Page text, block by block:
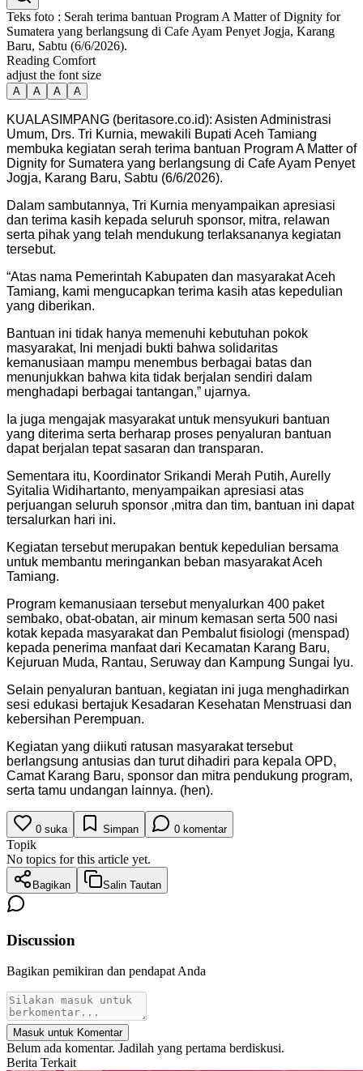
Teks foto : Serah terima bantuan Program A Matter of Dignity for
Sumatera yang berlangsung di Cafe Ayam Penyet Jogja, Karang
Baru, Sabtu (6/6/2026).
Reading Comfort
adjust the font size
A A A A
KUALASIMPANG (beritasore.co.id): Asisten Administrasi
Umum, Drs. Tri Kurnia, mewakili Bupati Aceh Tamiang
membuka kegiatan serah terima bantuan Program A Matter of
Dignity for Sumatera yang berlangsung di Cafe Ayam Penyet
Jogja, Karang Baru, Sabtu (6/6/2026).
Dalam sambutannya, Tri Kurnia menyampaikan apresiasi
dan terima kasih kepada seluruh sponsor, mitra, relawan
serta pihak yang telah mendukung terlaksananya kegiatan
tersebut.
“Atas nama Pemerintah Kabupaten dan masyarakat Aceh
Tamiang, kami mengucapkan terima kasih atas kepedulian
yang diberikan.
Bantuan ini tidak hanya memenuhi kebutuhan pokok
masyarakat, Ini menjadi bukti bahwa solidaritas
kemanusiaan mampu menembus berbagai batas dan
menunjukkan bahwa kita tidak berjalan sendiri dalam
menghadapi berbagai tantangan,” ujarnya.
Ia juga mengajak masyarakat untuk mensyukuri bantuan
yang diterima serta berharap proses penyaluran bantuan
dapat berjalan tepat sasaran dan transparan.
Sementara itu, Koordinator Srikandi Merah Putih, Aurelly
Syitalia Widihartanto, menyampaikan apresiasi atas
perjuangan seluruh sponsor ,mitra dan tim, bantuan ini dapat
tersalurkan hari ini.
Kegiatan tersebut merupakan bentuk kepedulian bersama
untuk membantu meringankan beban masyarakat Aceh
Tamiang.
Program kemanusiaan tersebut menyalurkan 400 paket
sembako, obat-obatan, air minum kemasan serta 500 nasi
kotak kepada masyarakat dan Pembalut fisiologi (menspad)
kepada penerima manfaat dari Kecamatan Karang Baru,
Kejuruan Muda, Rantau, Seruway dan Kampung Sungai Iyu.
Selain penyaluran bantuan, kegiatan ini juga menghadirkan
sesi edukasi bertajuk Kesadaran Kesehatan Menstruasi dan
kebersihan Perempuan.
Kegiatan yang diikuti ratusan masyarakat tersebut
berlangsung antusias dan turut dihadiri para kepala OPD,
Camat Karang Baru, sponsor dan mitra pendukung program,
serta tamu undangan lainnya. (hen).
0 suka Simpan 0 komentar
Topik
No topics for this article yet.
Bagikan Salin Tautan
Discussion
Bagikan pemikiran dan pendapat Anda
Masuk untuk Komentar
Belum ada komentar. Jadilah yang pertama berdiskusi.
Berita Terkait